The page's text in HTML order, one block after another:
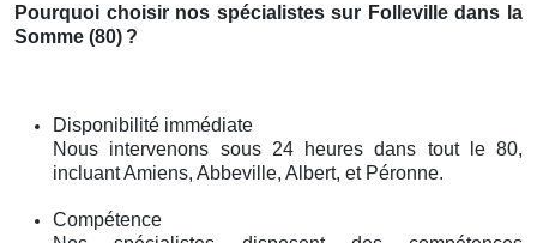
Pourquoi choisir nos spécialistes sur Folleville dans la
Somme (80) ?
Disponibilité immédiate
Nous intervenons sous 24 heures dans tout le 80,
incluant Amiens, Abbeville, Albert, et Péronne.
Compétence